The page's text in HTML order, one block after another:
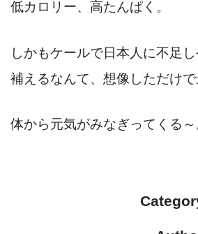
低カロリー、高たんぱく。
しかもケールで日本人に不足
補えるなんて、想像しただけで
体から元気がみなぎってくる～